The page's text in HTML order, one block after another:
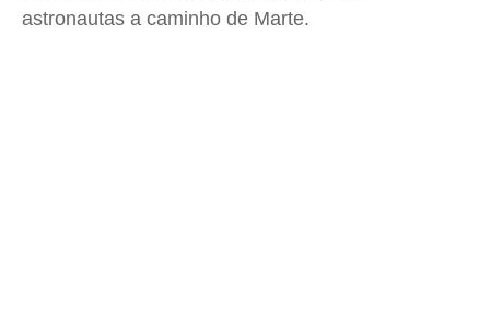
astronautas a caminho de Marte.